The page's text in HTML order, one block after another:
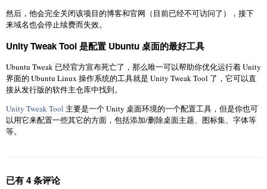
然后，他会完全关闭该项目的博客和官网（目前已经不可访问了），接下
来域名也会停止续费而失效。
Unity Tweak Tool 是配置 Ubuntu 桌面的最好工具
Ubuntu Tweak 已经官方宣布死亡了，那么唯一可以帮助你优化运行着 Unity
界面的 Ubuntu Linux 操作系统的工具就是 Unity Tweak Tool 了，它可以直
接从发行版的软件主仓库中找到。
Unity Tweak Tool 主要是一个 Unity 桌面环境的一个配置工具，但是你也可
以用它来配置一些其它的方面，包括添加/删除桌面主题、图标集、字体等
等。
已有 4 条评论